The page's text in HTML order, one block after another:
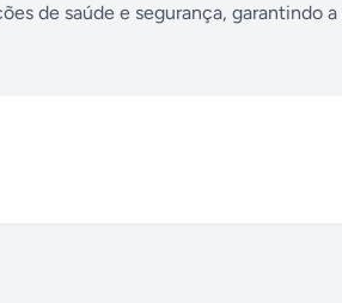
de saúde e segurança, garantindo